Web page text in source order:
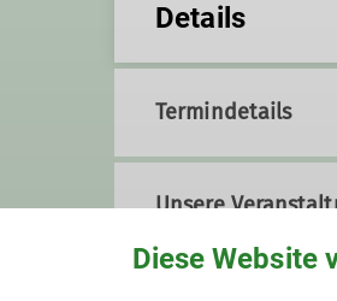
Details
Termindetails
Unsere
Diese Website